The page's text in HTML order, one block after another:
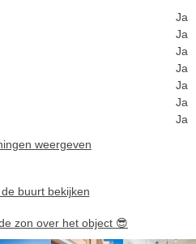
Ja
Ja
Ja
Ja
Ja
Ja
Ja
weergeven
buurt bekijken
zon over het object 😎